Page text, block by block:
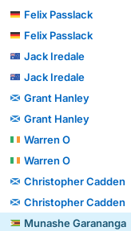
Felix Passlack
Felix Passlack
Jack Iredale
Jack Iredale
Grant Hanley
Grant Hanley
Warren O
Warren O
Christopher Cadden
Christopher Cadden
Munashe Garananga